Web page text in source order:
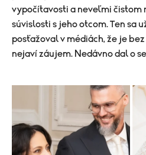
vypočítavosti a neveľmi čistom
súvislosti s jeho otcom. Ten sa
posťažoval v médiách, že je
nejaví záujem. Nedávno dal o